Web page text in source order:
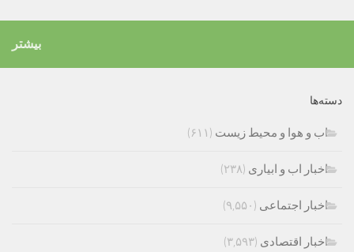
بیشتر
دسته‌ها
اب و هوا و محیط زیست (۶۱۱)
اخبار اب و ابیاری (۲۳۸)
اخبار اجتماعی (۹,۵۵۰)
اخبار اقتصادی (۳,۵۹۳)